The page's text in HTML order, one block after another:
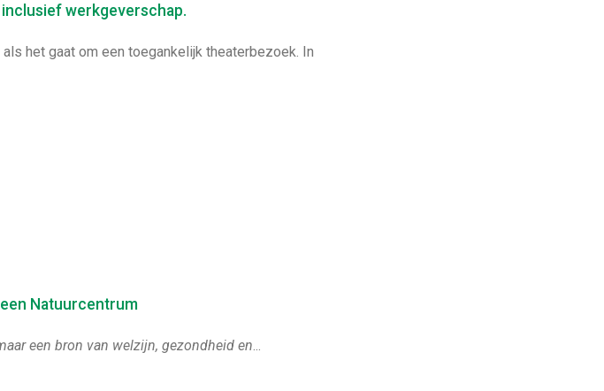
werkgeverschap.
het gaat om een toegankelijk theaterbezoek. In
Natuurcentrum
een bron van welzijn, gezondheid en...